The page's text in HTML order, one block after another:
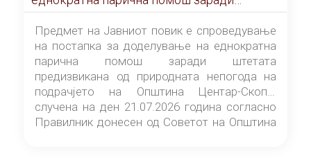
штетата предизвикана од природната
непогода на подрачјето на Општина
Центар-Скопје случена на ден 21.07.2026
година
Предмет на Јавниот повик е спроведување
на постапка за доделување на еднократна
парична помош заради штетата
предизвикана од природната непогода на
подрачјето на Општина Центар-Скопје
случена на ден 21.07.2026 година согласно
Правилник донесен од Советот на Општина